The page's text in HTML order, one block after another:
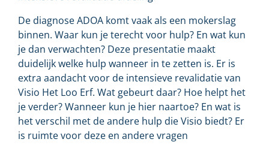
De diagnose ADOA komt vaak als een mokerslag
binnen. Waar kun je terecht voor hulp? En wat kun
je dan verwachten? Deze presentatie maakt
duidelijk welke hulp wanneer in te zetten is. Er is
extra aandacht voor de intensieve revalidatie van
Visio Het Loo Erf. Wat gebeurt daar? Hoe helpt het
je verder? Wanneer kun je hier naartoe? En wat is
het verschil met de andere hulp die Visio biedt? Er
is ruimte voor deze en andere vragen